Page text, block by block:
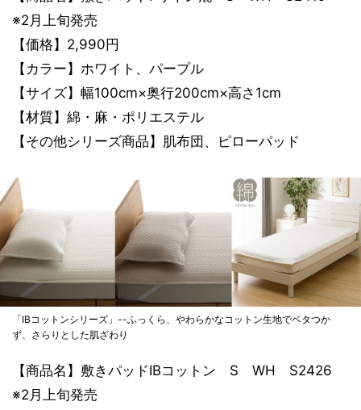
※2月上旬発売
【価格】2,990円
【カラー】ホワイト、パープル
【サイズ】幅100cm×奥行200cm×高さ1cm
【材質】綿・麻・ポリエステル
【その他シリーズ商品】肌布団、ピローパッド
「IBコットンシリーズ」--ふっくら、やわらかなコットン生地でベタつか
ず、さらりとした肌ざわり
【商品名】敷きパッドIBコットン S WH S2426
※2月上旬発売